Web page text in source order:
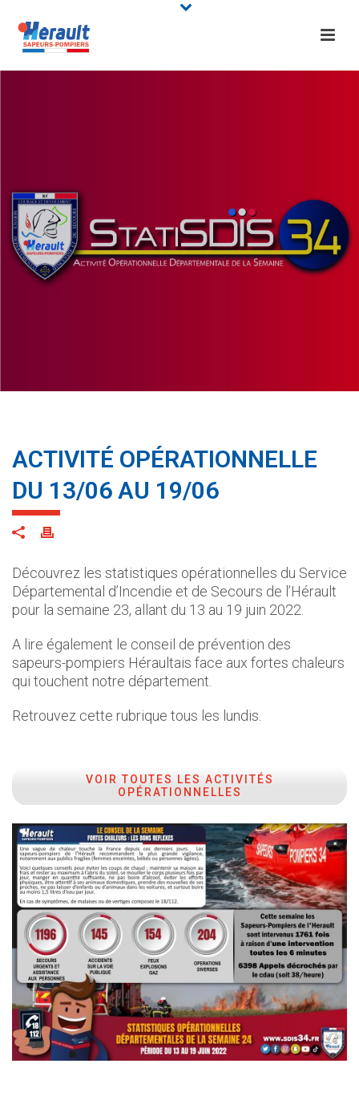
ACTIVITÉ OPÉRATIONNELLE
DU 13/06 AU 19/06
Découvrez les statistiques opérationnelles du Service
Départemental d’Incendie et de Secours de l’Hérault
pour la semaine 23, allant du 13 au 19 juin 2022.
A lire également le conseil de prévention des
sapeurs-pompiers Héraultais face aux fortes chaleurs
qui touchent notre département.
Retrouvez cette rubrique tous les lundis.
VOIR TOUTES LES ACTIVITÉS
OPÉRATIONNELLES